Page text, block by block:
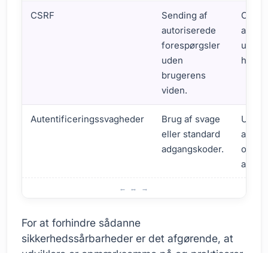
CSRF
Sending af
autoriserede
forespørgsler
uden
brugerens
viden.
af
Autentificeringssvagheder
Brug af svage
eller standard
adgangskoder.
af
For at forhindre sådanne
sikkerhedssårbarheder er det afgørende, at